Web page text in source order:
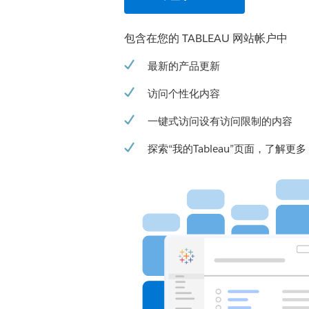
包含在您的 TABLEAU 网站帐户中
最新的产品更新
访问个性化内容
一键式访问设有访问限制的内容
探索“我的Tableau”页面，了解更多